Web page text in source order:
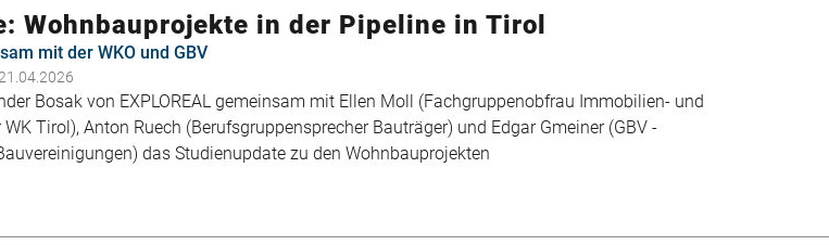
Wohnbauprojekte in der Pipeline in Tirol
mit der WKO und GBV
Bosak von EXPLOREAL gemeinsam mit Ellen Moll (Fachgruppenobfrau Immobilien- und
Tirol), Anton Ruech (Berufsgruppensprecher Bauträger) und Edgar Gmeiner (GBV -
das Studienupdate zu den Wohnbauprojekten